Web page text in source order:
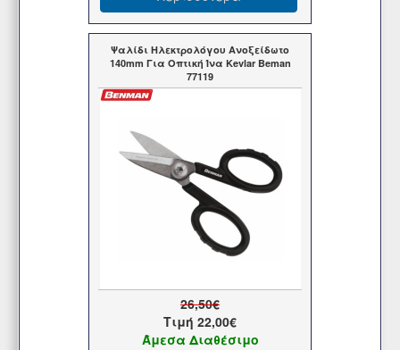
Ψαλίδι Ηλεκτρολόγου Ανοξείδωτο
140mm Για Οπτική Ίνα Kevlar Beman
77119
26,50€
Τιμή 22,00€
Άμεσα Διαθέσιμο